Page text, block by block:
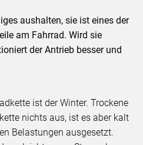
aushalten, sie ist eines der
am Fahrrad. Wird sie
der Antrieb besser und
ist der Winter. Trockene
nichts aus, ist es aber kalt
Belastungen ausgesetzt.